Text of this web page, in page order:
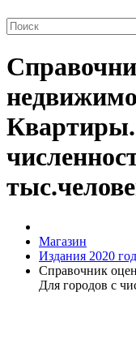
Квартиры.
Магазин
Издания 2020
Справочник
Для городов с